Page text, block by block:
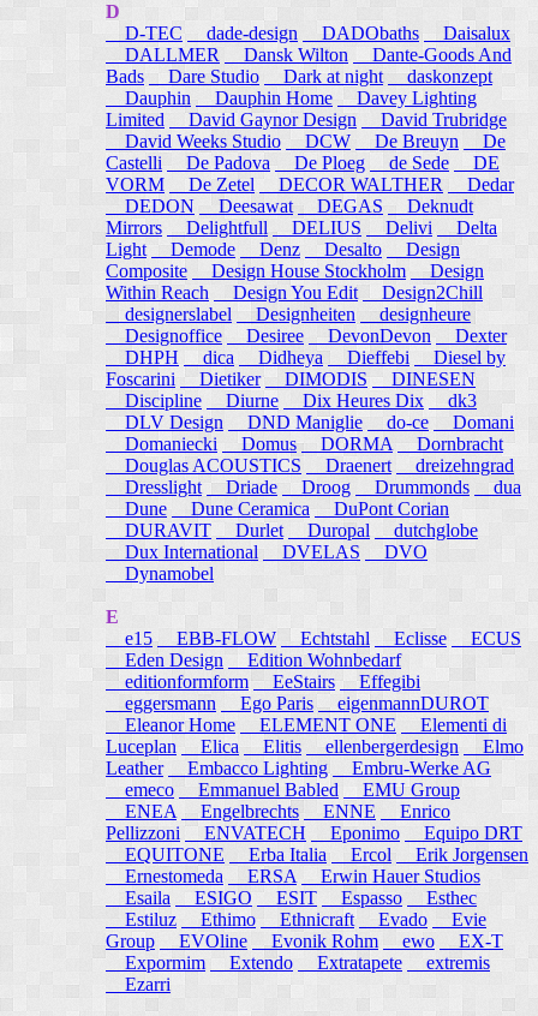
D
D-TEC
dade-design DADObaths
Daisalux
DALLMER
Dansk Wilton
Dante-Goods And
Bads
Dare Studio Dark at night
daskonzept
Dauphin
Dauphin Home
Davey Lighting
Limited
David Gaynor Design
David Trubridge
David Weeks Studio
DCW De Breuyn
De
Castelli
De Padova De Ploeg de Sede
DE
VORM
De Zetel DECOR WALTHER
Dedar
DEDON
Deesawat DEGAS
Deknudt
Mirrors
Delightfull DELIUS Delivi
Delta
Light
Demode Denz Desalto
Design
Composite
Design House Stockholm
Design
Within Reach
Design You Edit
Design2Chill
designerslabel
Designheiten
designheure
Designoffice
Desiree DevonDevon
Dexter
DHPH
dica Didheya Dieffebi
Diesel by
Foscarini
Dietiker DIMODIS
DINESEN
Discipline
Diurne Dix Heures Dix
dk3
DLV Design
DND Maniglie do-ce
Domani
Domaniecki
Domus DORMA
Dornbracht
Douglas ACOUSTICS
Draenert
dreizehngrad
Dresslight Driade Droog Drummonds
dua
Dune
Dune Ceramica
DuPont Corian
DURAVIT
Durlet Duropal
dutchglobe
Dux International
DVELAS
DVO
Dynamobel
E
e15 EBB-FLOW Echtstahl Eclisse
ECUS
Eden Design
Edition Wohnbedarf
editionformform
EeStairs
Effegibi
eggersmann
Ego Paris
eigenmannDUROT
Eleanor Home
ELEMENT ONE
Elementi di
Luceplan
Elica Elitis ellenbergerdesign
Elmo
Leather
Embacco Lighting
Embru-Werke AG
emeco
Emmanuel Babled
EMU Group
ENEA
Engelbrechts ENNE
Enrico
Pellizzoni ENVATECH Eponimo
Equipo DRT
EQUITONE
Erba Italia Ercol
Erik Jorgensen
Ernestomeda
ERSA
Erwin Hauer Studios
Esaila
ESIGO ESIT Espasso
Esthec
Estiluz
Ethimo Ethnicraft Evado
Evie
Group
EVOline Evonik Rohm ewo
EX-T
Expormim
Extendo Extratapete
extremis
Ezarri